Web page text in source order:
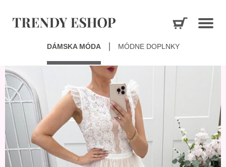
DÁMSKA MÓDA MÓDNE DOPLNKY